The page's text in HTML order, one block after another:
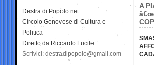
A
Destra di Popolo.net
Circolo Genovese di Cultura e
Politica
Diretto da Riccardo Fucile
Scrivici: destradipopolo@gmail.com